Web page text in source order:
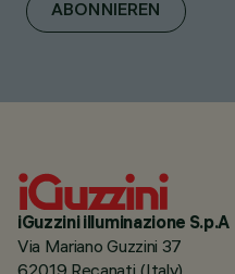
ABONNIEREN
iGuzzini illuminazione S.p.A
Via Mariano Guzzini 37
62019 Recanati (Italy)